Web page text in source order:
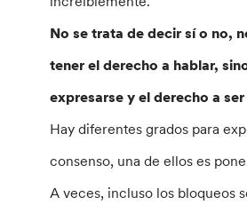
No se trata de decir sí o no,
tener el derecho a hablar,
expresarse y el derecho a
Hay diferentes grados para
consenso, una de ellos es
A veces, incluso los bloqueos